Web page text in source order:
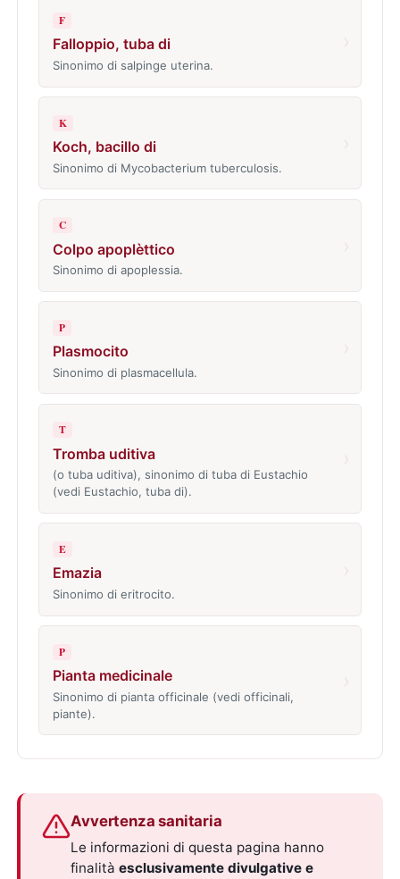
F
Falloppio, tuba di
Sinonimo di salpinge uterina.
K
Koch, bacillo di
Sinonimo di Mycobacterium tuberculosis.
C
Colpo apoplèttico
Sinonimo di apoplessia.
P
Plasmocito
Sinonimo di plasmacellula.
T
Tromba uditiva
(o tuba uditiva), sinonimo di tuba di Eustachio
(vedi Eustachio, tuba di).
E
Emazia
Sinonimo di eritrocito.
P
Pianta medicinale
Sinonimo di pianta officinale (vedi officinali,
piante).
Avvertenza sanitaria
Le informazioni di questa pagina hanno
finalitàesclusivamente divulgative e